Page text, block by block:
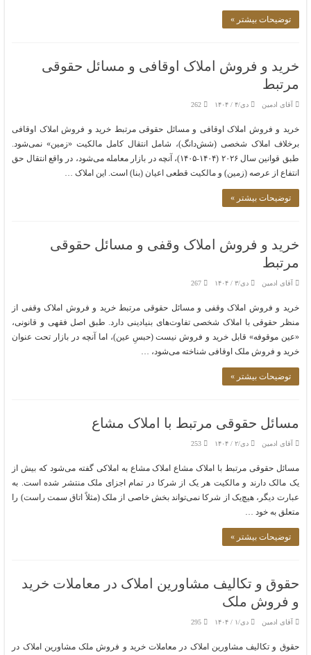
توضیحات بیشتر »
خرید و فروش املاک اوقافی و مسائل حقوقی
مرتبط
آقای ادمین دی/۴ / ۱۴۰۴ 262
خرید و فروش املاک اوقافی و مسائل حقوقی مرتبط خرید و فروش املاک اوقافی
برخلاف املاک شخصی (شش‌دانگ)، شامل انتقال کامل مالکیت «زمین» نمی‌شود.
طبق قوانین سال ۲۰۲۶ (۱۴۰۴-۱۴۰۵)، آنچه در بازار معامله می‌شود، در واقع انتقال حق
انتفاع از عرصه (زمین) و مالکیت قطعی اعیان (بنا) است. این املاک …
توضیحات بیشتر »
خرید و فروش املاک وقفی و مسائل حقوقی
مرتبط
آقای ادمین دی/۳ / ۱۴۰۴ 267
خرید و فروش املاک وقفی و مسائل حقوقی مرتبط خرید و فروش املاک وقفی از
منظر حقوقی با املاک شخصی تفاوت‌های بنیادینی دارد. طبق اصل فقهی و قانونی،
«عین موقوفه» قابل خرید و فروش نیست (حبسِ عین)، اما آنچه در بازار تحت عنوان
خرید و فروش ملک اوقافی شناخته می‌شود، …
توضیحات بیشتر »
مسائل حقوقی مرتبط با املاک مشاع
آقای ادمین دی/۲ / ۱۴۰۴ 253
مسائل حقوقی مرتبط با املاک مشاع املاک مشاع به املاکی گفته می‌شود که بیش از
یک مالک دارند و مالکیت هر یک از شرکا در تمام اجزای ملک منتشر شده است. به
عبارت دیگر، هیچ‌یک از شرکا نمی‌تواند بخش خاصی از ملک (مثلاً اتاق سمت راست) را
متعلق به خود …
توضیحات بیشتر »
حقوق و تکالیف مشاورین املاک در معاملات خرید
و فروش ملک
آقای ادمین دی/۱ / ۱۴۰۴ 295
حقوق و تکالیف مشاورین املاک در معاملات خرید و فروش ملک مشاورین املاک در